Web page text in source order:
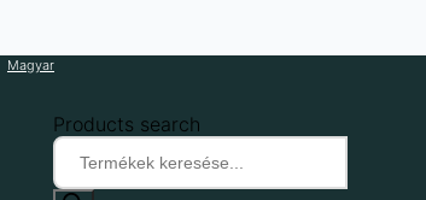
Magyar
Products search